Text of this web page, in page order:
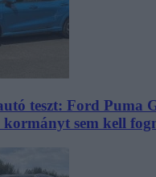
teszt: Ford Puma
kormányt sem kell